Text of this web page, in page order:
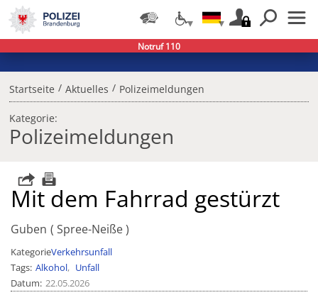
Startseite / Aktuelles / Polizeimeldungen
Kategorie:
Polizeimeldungen
Mit dem Fahrrad gestürzt
Guben Spree-Neiße
KategorieVerkehrsunfall
Tags Alkohol
Unfall
Datum 22.05.2026
Notruf 110